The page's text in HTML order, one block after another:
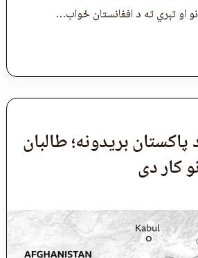
او تېري ته د افغانستان ځواب…
پاکستان بریدونه؛ طالبان
کار دی